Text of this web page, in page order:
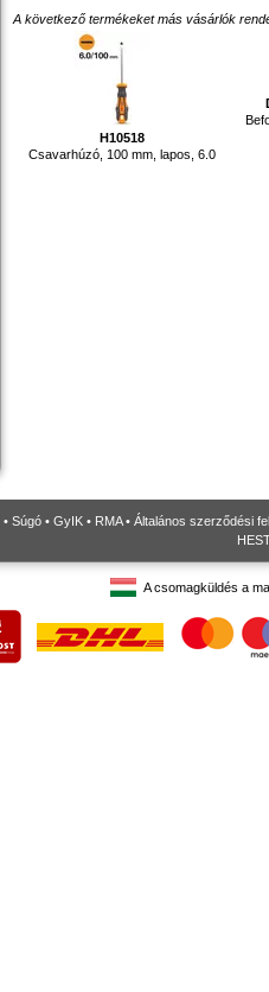
A következő termékeket más vásárlók
H10518
Csavarhúzó, 100 mm, lapos, 6.0
• Súgó • GyIK • RMA• Általános szerződési
A csomagküldés a